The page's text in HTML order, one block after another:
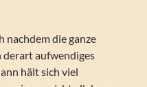
die ganze
derart aufwendiges
hält sich viel